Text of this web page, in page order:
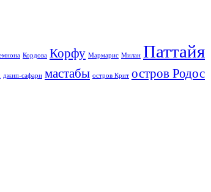
Кордова Корфу Мармарис Милан Паттайя
джип-сафари мастабы остров Крит остров Родос